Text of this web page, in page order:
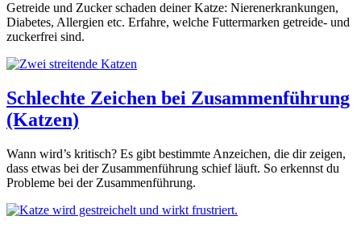
Getreide und Zucker schaden deiner Katze: Nierenerkrankungen,
Diabetes, Allergien etc. Erfahre, welche Futtermarken getreide- und
zuckerfrei sind.
Schlechte Zeichen bei Zusammenführung
(Katzen)
Wann wird’s kritisch? Es gibt bestimmte Anzeichen, die dir zeigen,
dass etwas bei der Zusammenführung schief läuft. So erkennst du
Probleme bei der Zusammenführung.